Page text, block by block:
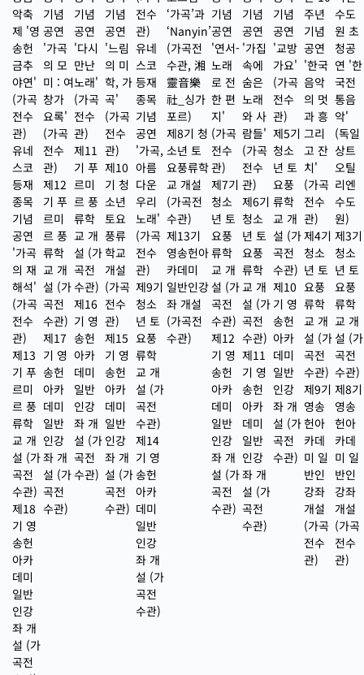
악축
제 '영
송헌
금추
야연'
(가곡
전수
관)
유네
스코
등재
종목
기념
공연
'가곡
의 재
해석'
(가곡
전수
관)
제13
기 푸
르미
르 풍
류학
교 개
설 (가
곡전
수관)
제18
기 영
송헌
아카
데미
일반
인강
좌 개
설 (가
곡전
기념
공연
'가곡
의 모
미 : 여
창가
요록'
(가곡
전수
관)
제12
기 푸
르미
르 풍
류학
교 개
설 (가
곡전
수관)
제17
기 영
송헌
아카
데미
일반
인강
좌 개
설 (가
곡전
수관)
기념
공연
'다시
만난
노래'
(가곡
전수
관)
제11
기 푸
르미
르 풍
류학
교 개
설 (가
곡전
수관)
제16
기 영
송헌
아카
데미
일반
인강
좌 개
설 (가
곡전
수관)
기념
공연
'느림
의 미
학, 가
곡'
(가곡
전수
관)
제10
기 청
소년
토요
풍류
학교
개설
(가곡
전수
관)
제15
기 영
송헌
아카
데미
일반
인강
좌 개
설 (가
곡전
수관)
전수
관)
유네
스코
등재
종목
기념
공연
'가곡,
아름
다운
우리
노래'
(가곡
전수
관)
제9기
청소
년 토
요풍
류학
교 개
설 (가
곡전
수관)
제14
기 영
송헌
아카
데미
일반
인강
좌 개
설 (가
곡전
수관)
‘가곡’과
‘Nanyin’
(가곡전
수관, 湘
靈音樂
社_싱가
포르)
제8기 청
소년 토
요풍류학
교 개설
(가곡전
수관)
제13기
영송헌아
카데미
일반인강
좌 개설
(가곡전
수관)
기념
공연
'연서-
노래
로 전
한 편
지'
(가곡
전수
관)
제7기
청소
년 토
요풍
류학
교 개
설 (가
곡전
수관)
제12
기 영
송헌
아카
데미
일반
인강
좌 개
설 (가
곡전
수관)
기념
공연
'가집
속에
숨은
노래
와 사
람들'
(가곡
전수
관)
제6기
청소
년 토
요풍
류학
교 개
설 (가
곡전
수관)
제11
기 영
송헌
아카
데미
일반
인강
좌 개
설 (가
곡전
수관)
기념
공연
'교방
가요'
(가곡
전수
관)
제5기
청소
년 토
요풍
류학
교 개
설 (가
곡전
수관)
제10
기 영
송헌
아카
데미
일반
인강
좌 개
설 (가
곡전
수관)
주년
기념
공연
'한국
음악
의 멋
과 흥
그리
고 잔
치'
(가곡
전수
관)
제4기
청소
년 토
요풍
류학
교 개
설 (가
곡전
수관)
제9기
영송
헌아
카데
미 일
반인
강좌
개설
(가곡
전수
관)
수도
원 초
청공
연 '한
국전
통음
악'
(독일
상트
오틸
리엔
수도
원)
제3기
청소
년 토
요풍
류학
교 개
설 (가
곡전
수관)
제8기
영송
헌아
카데
미 일
반인
강좌
개설
(가곡
전수
관)